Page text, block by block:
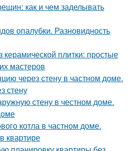
как и чем заделывать
опалубки. Разновидность
плитки: простые
мастеров
через стену в частном доме.
стену
стену в честном доме.
котла в частном доме.
квартире